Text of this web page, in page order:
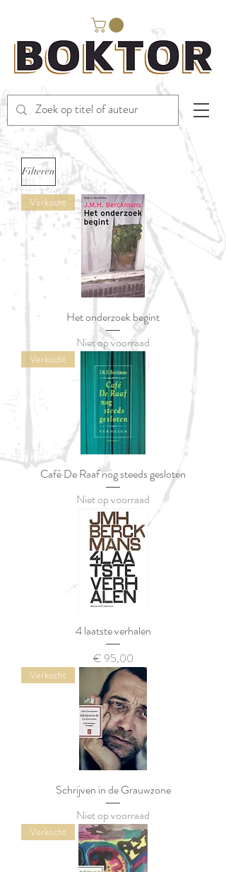
Filteren
Verkocht
Het onderzoek begint
Niet op voorraad
Verkocht
Café De Raaf nog steeds gesloten
Niet op voorraad
4 laatste verhalen
Prijs
€ 95,00
Verkocht
Schrijven in de Grauwzone
Niet op voorraad
Verkocht